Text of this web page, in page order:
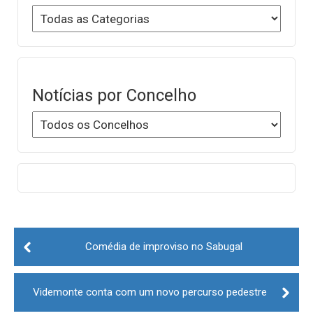
Notícias por Concelho
Post
navigation
Comédia de improviso no Sabugal
Videmonte conta com um novo percurso pedestre